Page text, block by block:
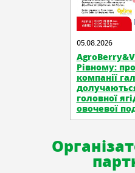
05.08.2026
Рівному:
компанії
головної
овочевої